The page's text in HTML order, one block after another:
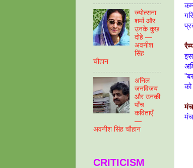
को
ज्योत्सना
शर्मा और
उनके कुछ
दोहे —
अवनीश
सिंह
चौहान
अनिल
जनविजय
और उनकी
पाँच
कविताएँ
—
अवनीश सिंह चौहान
CRITICISM